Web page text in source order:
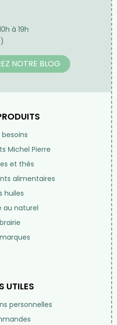
à 19h
NOTRE BLOG
besoins
Michel Pierre
et thés
alimentaires
huiles
au naturel
UTILES
personnelles